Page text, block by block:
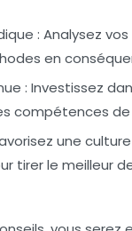
: Analysez
en
: Investissez
compétences
une
tirer le meilleur